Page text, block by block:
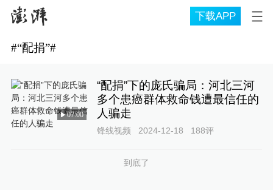
下载APP
#“配捐”#
07:00
“配捐”下的庞氏骗局：河北三河
多个患癌群体救命钱遭最信任的
人骗走
锋线视频 2024-12-18 188评
到底了